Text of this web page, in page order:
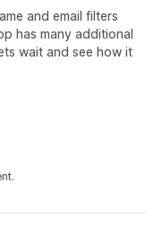
and email filters
has many additional
wait and see how it